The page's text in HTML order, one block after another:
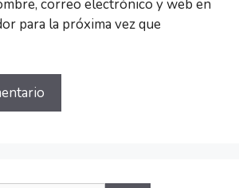
correo electrónico y web en
para la próxima vez que